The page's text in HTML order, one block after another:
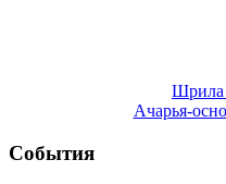
Шрила
Ачарья-
События